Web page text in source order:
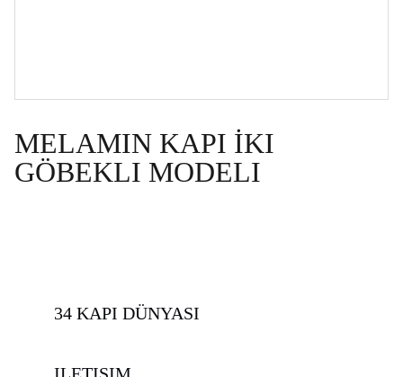
MELAMIN KAPI İKI
GÖBEKLI MODELI
34 KAPI DÜNYASI